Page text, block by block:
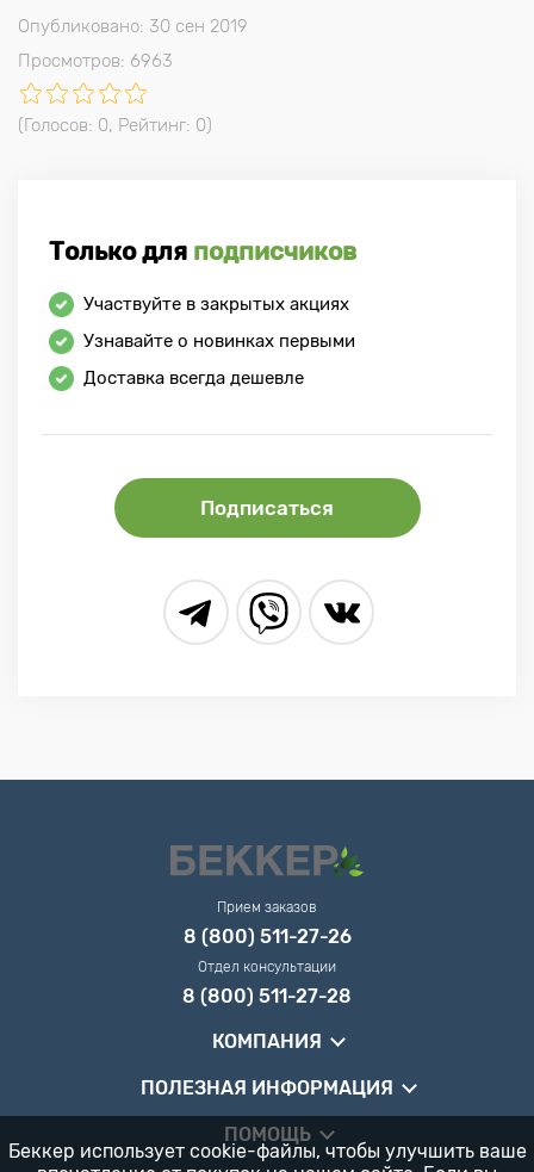
Опубликовано: 30 сен 2019
Просмотров: 6963
(Голосов: 0, Рейтинг: 0)
Только для подписчиков
Участвуйте в закрытых акциях
Узнавайте о новинках первыми
Доставка всегда дешевле
Подписаться
Прием заказов
8 (800) 511-27-26
Отдел консультации
8 (800) 511-27-28
КОМПАНИЯ
ПОЛЕЗНАЯ ИНФОРМАЦИЯ
ПОМОЩЬ
Беккер использует cookie-файлы, чтобы улучшить ваше